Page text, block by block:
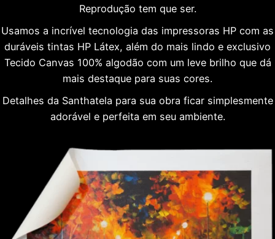
Reprodução tem que ser.
Usamos a incrível tecnologia das impressoras HP com as
duráveis tintas HP Látex, além do mais lindo e exclusivo
Tecido Canvas 100% algodão com um leve brilho que dá
mais destaque para suas cores.
Detalhes da Santhatela para sua obra ficar simplesmente
adorável e perfeita em seu ambiente.